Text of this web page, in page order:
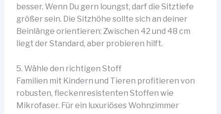
besser. Wenn Du gern loungst, darf die Sitztiefe
größer sein. Die Sitzhöhe sollte sich an deiner
Beinlänge orientieren: Zwischen 42 und 48 cm
liegt der Standard, aber probieren hilft.
5. Wähle den richtigen Stoff
Familien mit Kindern und Tieren profitieren von
robusten, fleckenresistenten Stoffen wie
Mikrofaser. Für ein luxuriöses Wohnzimmer